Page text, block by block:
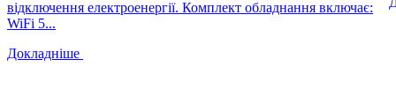
відключення електроенергії. Комплект обладнання включає:
WiFi 5...
Докладніше